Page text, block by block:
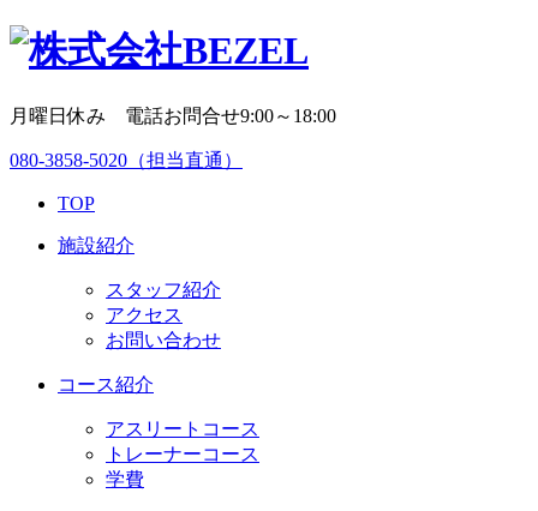
月曜日休み 電話お問合せ9:00～18:00
080-3858-5020 （担当直通）
TOP
施設紹介
スタッフ紹介
アクセス
お問い合わせ
コース紹介
アスリートコース
トレーナーコース
学費